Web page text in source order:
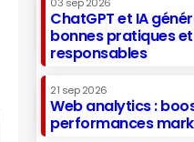
03 sep 2026
ChatGPT et IA
bonnes pratiques
responsables
21 sep 2026
Web analytics :
performances